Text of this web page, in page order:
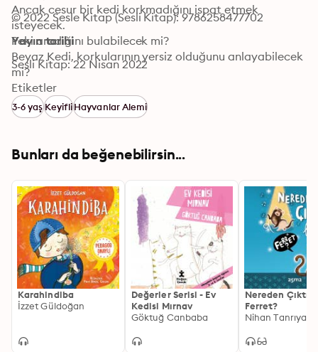
Ancak cesur bir kedi korkmadığını ispat etmek
isteyecek.
Peki aradığını bulabilecek mi?
Beyaz Kedi, korkularının yersiz olduğunu anlayabilecek
mi?
Tüm cevaplar, karlı dağların, ıssız mağaraların arasında
yapılan yolculuğun sonunda ortaya çıkacak.
© 2022 Sesle Kitap (Sesli Kitap): 9786258477702
Yayın tarihi
Sesli Kitap: 22 Nisan 2022
Etiketler
3-6 yaşKeyifliHayvanlar Alemi
Bunları da beğenebilirsin...
Karahindiba
İzzet Güldoğan
Değerler Serisi - Ev
Kedisi Mırnav
Göktuğ Canbaba
Nereden Çıktı
Ferret?